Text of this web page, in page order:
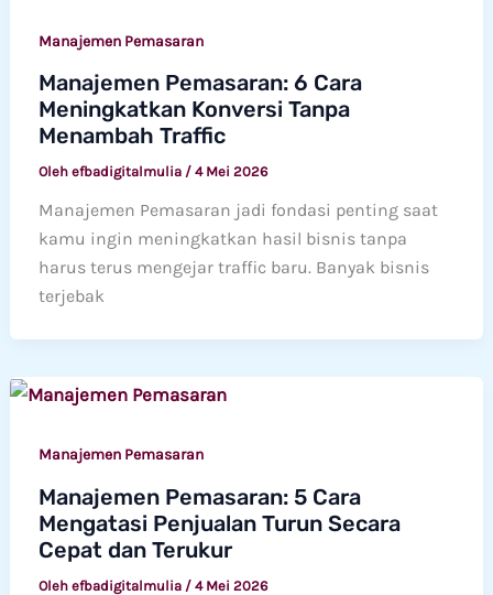
Manajemen Pemasaran
Manajemen Pemasaran: 6 Cara
Meningkatkan Konversi Tanpa
Menambah Traffic
Oleh efbadigitalmulia / 4 Mei 2026
Manajemen Pemasaran jadi fondasi penting saat
kamu ingin meningkatkan hasil bisnis tanpa
harus terus mengejar traffic baru. Banyak bisnis
terjebak
Manajemen Pemasaran
Manajemen Pemasaran: 5 Cara
Mengatasi Penjualan Turun Secara
Cepat dan Terukur
Oleh efbadigitalmulia / 4 Mei 2026